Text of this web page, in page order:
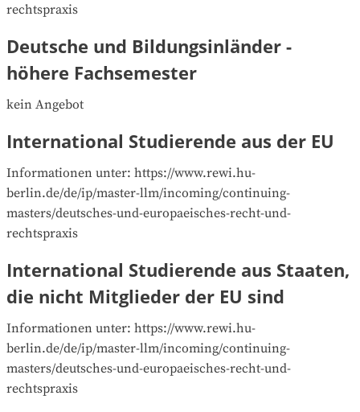
rechtspraxis
Deutsche und Bildungsinländer -
höhere Fachsemester
kein Angebot
International Studierende aus der EU
Informationen unter: https://www.rewi.hu-
berlin.de/de/ip/master-llm/incoming/continuing-
masters/deutsches-und-europaeisches-recht-und-
rechtspraxis
International Studierende aus Staaten,
die nicht Mitglieder der EU sind
Informationen unter: https://www.rewi.hu-
berlin.de/de/ip/master-llm/incoming/continuing-
masters/deutsches-und-europaeisches-recht-und-
rechtspraxis